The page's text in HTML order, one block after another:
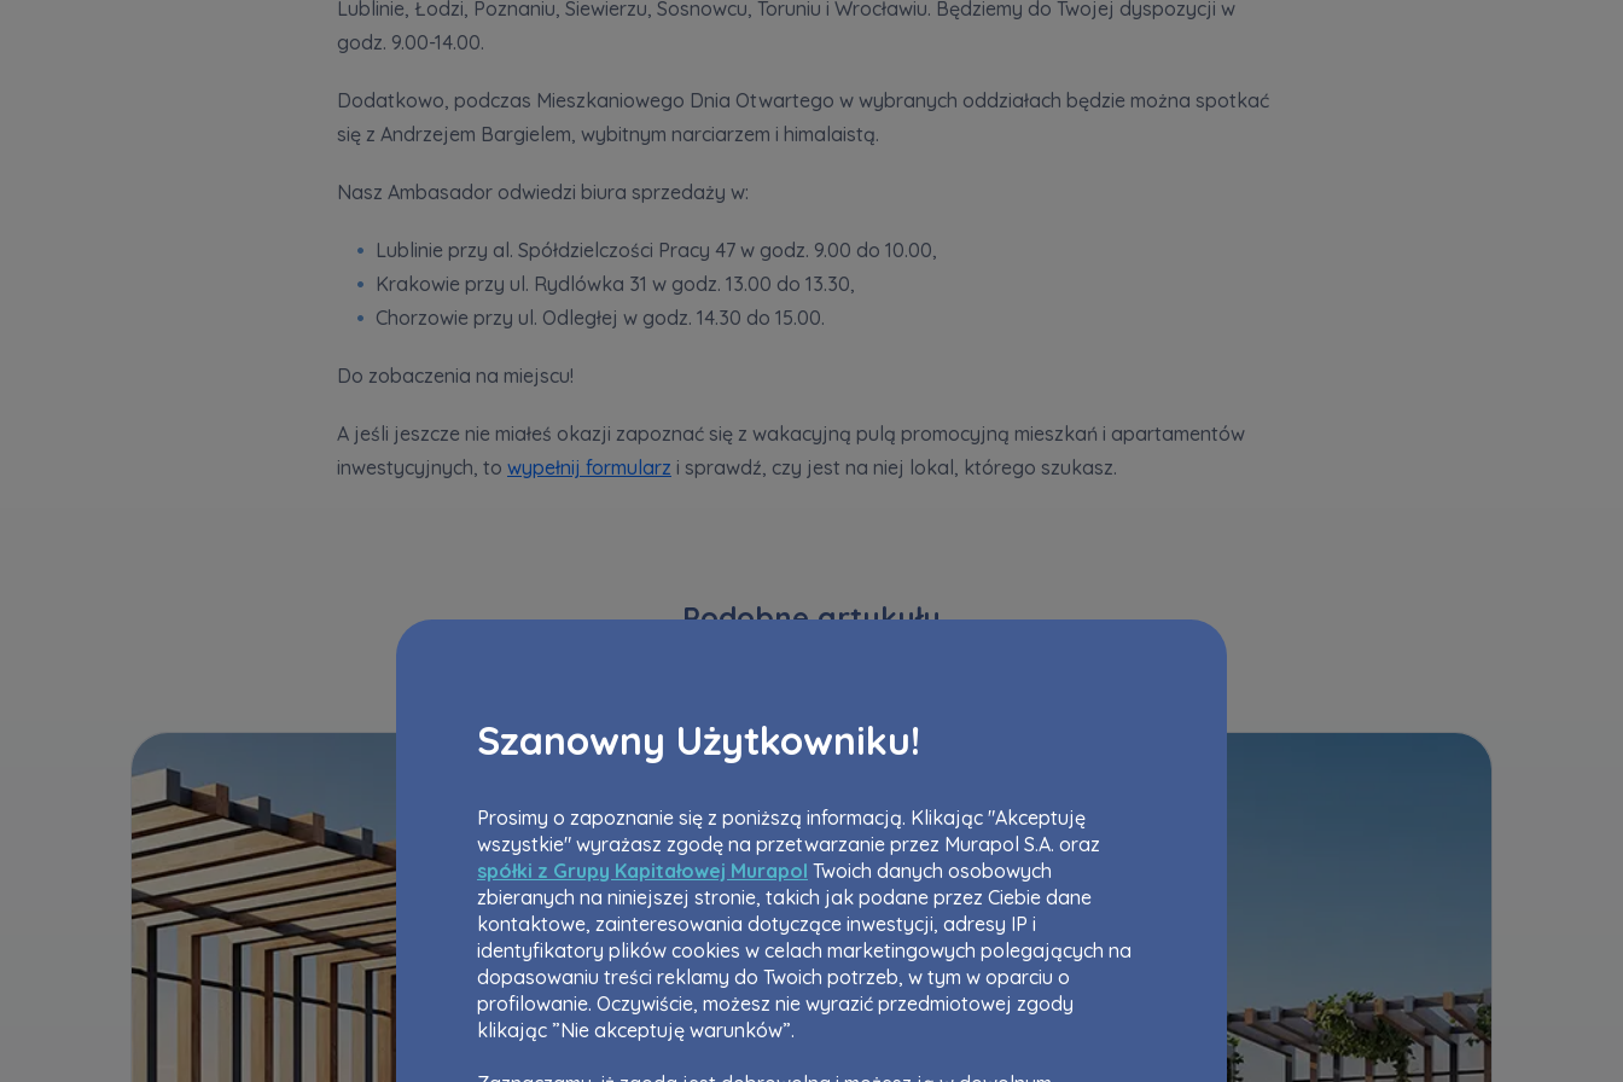
Szanowny Użytkowniku!
Prosimy o zapoznanie się z poniższą informacją. Klikając "Akceptuję
wszystkie" wyrażasz zgodę na przetwarzanie przez Murapol S.A. oraz
spółki z Grupy Kapitałowej Murapol Twoich danych osobowych
zbieranych na niniejszej stronie, takich jak podane przez Ciebie dane
kontaktowe, zainteresowania dotyczące inwestycji, adresy IP i
identyfikatory plików cookies w celach marketingowych polegających na
dopasowaniu treści reklamy do Twoich potrzeb, w tym w oparciu o
profilowanie. Oczywiście, możesz nie wyrazić przedmiotowej zgody
klikając ”Nie akceptuję warunków”.
Lublinie, Łodzi, Poznaniu, Siewierzu, Sosnowcu, Toruniu i Wrocławiu. Będziemy do Twojej dyspozycji w
godz. 9.00-14.00.
Dodatkowo, podczas Mieszkaniowego Dnia Otwartego w wybranych oddziałach będzie można spotkać
się z Andrzejem Bargielem, wybitnym narciarzem i himalaistą.
Nasz Ambasador odwiedzi biura sprzedaży w:
Lublinie przy al. Spółdzielczości Pracy 47 w godz. 9.00 do 10.00,
Krakowie przy ul. Rydlówka 31 w godz. 13.00 do 13.30,
Chorzowie przy ul. Odległej w godz. 14.30 do 15.00.
Do zobaczenia na miejscu!
A jeśli jeszcze nie miałeś okazji zapoznać się z wakacyjną pulą promocyjną mieszkań i apartamentów
inwestycyjnych, to wypełnij formularz i sprawdź, czy jest na niej lokal, którego szukasz.
Podobne artykuły
Rozwiń
Rozwiń
Każdej osobie przysługuje prawo dostępu do treści swoich
Zawiadomienia o nabyciu lub posiadaniu znacznego pakietu akcji proszę wysyłać
na
notyfikacje@murapol.pl
Skontaktuj się z nami